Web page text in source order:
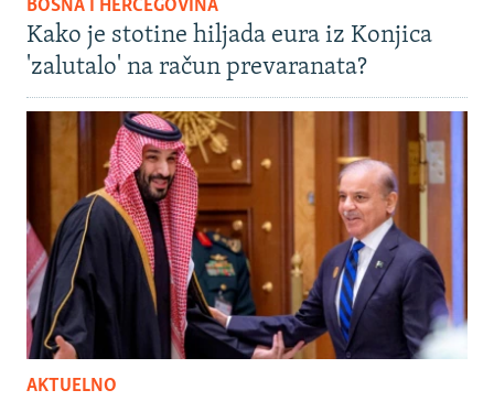
BOSNA I HERCEGOVINA
Kako je stotine hiljada eura iz Konjica
'zalutalo' na račun prevaranata?
AKTUELNO